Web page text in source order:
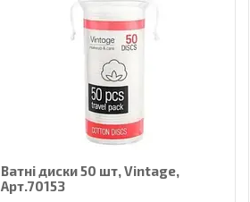
Ватні диски 50 шт, Vintage,
Арт.70153